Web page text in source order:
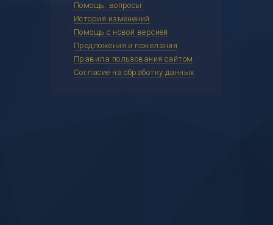
Помощь: вопросы
История изменений
Помощь с новой версией
Предложения и пожелания
Правила пользования сайтом
Согласие на обработку данных